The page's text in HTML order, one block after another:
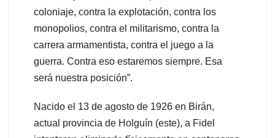
coloniaje, contra la explotación, contra los
monopolios, contra el militarismo, contra la
carrera armamentista, contra el juego a la
guerra. Contra eso estaremos siempre. Esa
será nuestra posición”.
Nacido el 13 de agosto de 1926 en Birán,
actual provincia de Holguín (este), a Fidel